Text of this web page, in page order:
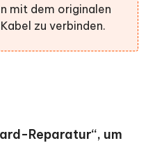
mit dem originalen
zu verbinden.
Reparatur“, um